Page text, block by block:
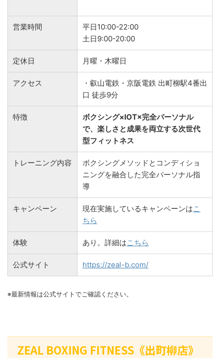
営業時間
平日10:00-22:00
土日9:00-20:00
定休日 月曜・木曜日
アクセス
・叡山電鉄・京阪電鉄 出町柳駅4番出
口 徒歩9分
特徴
ボクシング×IOT×完全パーソナル
で、楽しさと成果を両立する次世代
型フィットネス
トレーニング内容
ボクシングメソッドとコンディショ
ニングを融合した完全パーソナル指
導
キャンペーン 現在実施しているキャンペーンはこ
ちら
体験 あり。詳細はこちら
公式サイト https://zeal-b.com/
※最新情報は公式サイトでご確認ください。
ZEAL BOXING FITNESS《出町柳店》